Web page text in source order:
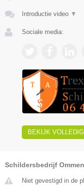
Introductie video ▼
Sociale media:
BEKIJK
Schildersbedrijf Ommen
Niet gevestigd in de